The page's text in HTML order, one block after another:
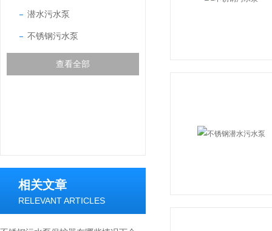
潜水污水泵
不锈钢污水泵
查看全部
相关文章
RELEVANT ARTICLES